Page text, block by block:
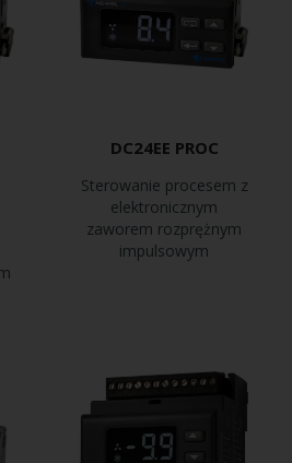
DC24EE PROC
Sterowanie procesem z
elektronicznym
zaworem rozprężnym
impulsowym